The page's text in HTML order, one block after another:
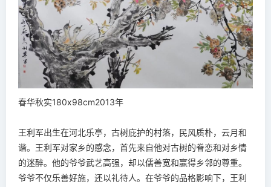
春华秋实180x98cm2013年
王利军出生在河北乐亭，古树庇护的村落，民风质朴，云月和
谐。王利军对家乡的感念，首先来自他对古树的眷恋和对乡情
的迷醉。他的爷爷武艺高强，却以儒善宽和赢得乡邻的尊重。
爷爷不仅乐善好施，还以礼待人。在爷爷的品格影响下，王利